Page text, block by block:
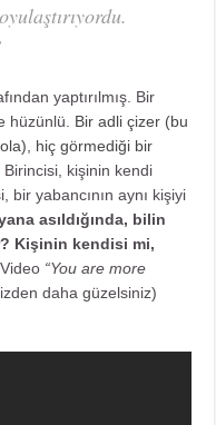
yaptırılmış. Bir
hüzünlü. Bir adli çizer (bu
hiç görmediği bir
Birincisi, kişinin kendi
yabancının aynı kişiyi
asıldığında, bilin
Kişinin kendisi mi,
Video “You are more
daha güzelsiniz)